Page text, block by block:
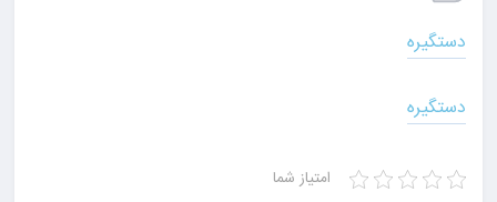
دستگیره
دستگیره
امتیاز شما